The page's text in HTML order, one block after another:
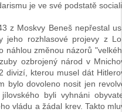
je ve své podstatě
z Moskvy Beneš nepřestal
jeho rozhlasové projevy z
náhlou změnou názorů
ozbrojený národ v
divizí, kterou musel dát
bylo dovoleno nosit jen
byli vyhnáni
vládu a žádal krev. Takto